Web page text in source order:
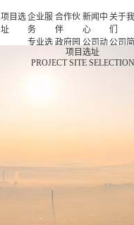
项目选
址
企业服
务
专业选
项目申
合作伙
伴
政府园
企业客
新闻中
心
公司动
态
产业观
关于
们
公司
人力
项目选址
PROJECT SITE SELECTION